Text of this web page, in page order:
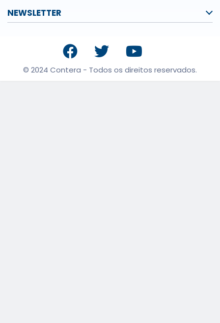
NEWSLETTER
© 2024 Contera - Todos os direitos reservados.